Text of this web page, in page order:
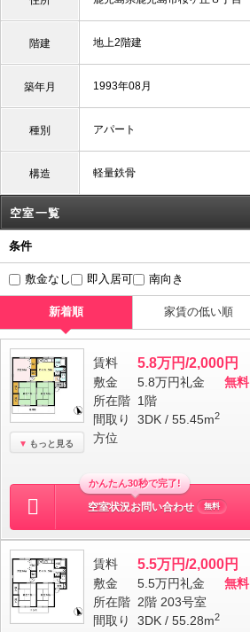
階建 地上2階建
築年月 1993年08月
種別 アパート
構造 軽量鉄骨
空室一覧
条件
敷金なし 即入居可 南向き
新着順 家賃の低い順
もっと見る
賃料 5.8万円/2,000円
敷金 5.8万円礼金
無料
所在階 1階
間取り
3DK / 55.45m2
方位
かんたん30秒で完了!
空室状況お問い合わせ 無料
賃料 5.5万円/2,000円
敷金 5.5万円礼金
無料
所在階 2階 203号室
間取り
3DK / 55.28m2